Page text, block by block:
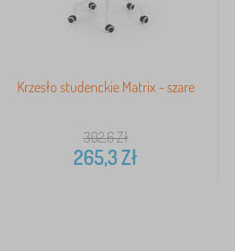
Krzesło studenckie Matrix - szare
302,6Zł
265,3Zł